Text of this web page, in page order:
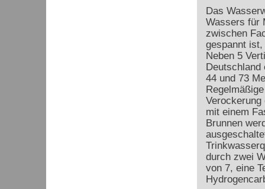
Das
Wassers für
zwischen
gespannt ist,
Neben 5
Deutschland
44 und 73
mit einem
Brunnen
durch zwei
von 7, eine